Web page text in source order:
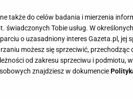
i delikatne
także do celów badania i mierzenia
świadczonych Tobie usług. W
o uzasadniony interes Gazeta.pl, jej
możesz się sprzeciwić, przechodząc
od zakresu sprzeciwu i podmiotu,
znajdziesz w dokumencie